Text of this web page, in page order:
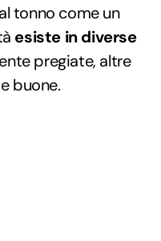
tonno come un
esiste in diverse
pregiate, altre
buone.